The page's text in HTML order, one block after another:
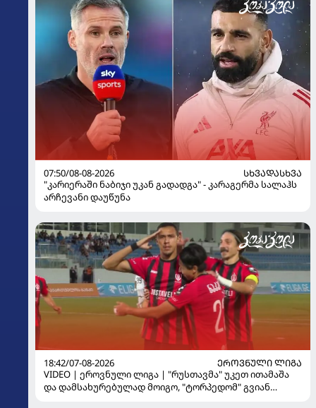
07:50/08-08-2026
ᲡᲮᲕᲐᲓᲐᲡᲮᲕᲐ
"კარიერაში ნაბიჯი უკან გადადგა" - კარაგერმა სალაჰს
არჩევანი დაუწუნა
18:42/07-08-2026
ᲔᲠᲝᲕᲜᲣᲚᲘ ᲚᲘᲒᲐ
VIDEO | ეროვნული ლიგა | "რუსთავმა" უკეთ ითამაშა
და დამსახურებულად მოიგო, "ტორპედომ" გვიან